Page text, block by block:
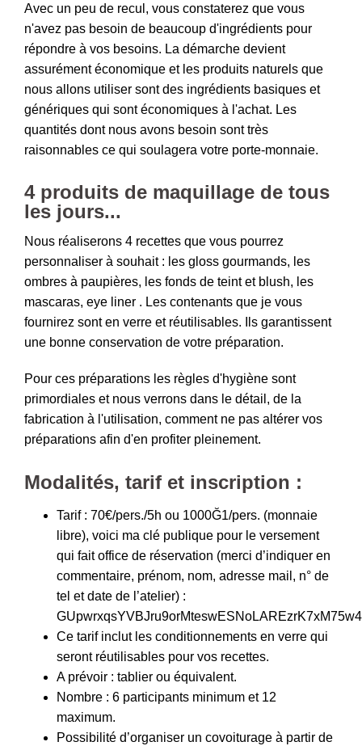
Avec un peu de recul, vous constaterez que vous
n'avez pas besoin de beaucoup d'ingrédients pour
répondre à vos besoins. La démarche devient
assurément économique et les produits naturels que
nous allons utiliser sont des ingrédients basiques et
génériques qui sont économiques à l'achat. Les
quantités dont nous avons besoin sont très
raisonnables ce qui soulagera votre porte-monnaie.
4 produits de maquillage de tous
les jours...
Nous réaliserons 4 recettes que vous pourrez
personnaliser à souhait : les gloss gourmands, les
ombres à paupières, les fonds de teint et blush, les
mascaras, eye liner . Les contenants que je vous
fournirez sont en verre et réutilisables. Ils garantissent
une bonne conservation de votre préparation.
Pour ces préparations les règles d'hygiène sont
primordiales et nous verrons dans le détail, de la
fabrication à l'utilisation, comment ne pas altérer vos
préparations afin d'en profiter pleinement.
Modalités, tarif et inscription :
Tarif : 70€/pers./5h ou 1000Ğ1/pers. (monnaie
libre), voici ma clé publique pour le versement
qui fait office de réservation (merci d’indiquer en
commentaire, prénom, nom, adresse mail, n° de
tel et date de l’atelier) :
Ce tarif inclut les conditionnements en verre qui
seront réutilisables pour vos recettes.
A prévoir : tablier ou équivalent.
Nombre : 6 participants minimum et 12
maximum.
Possibilité d’organiser un covoiturage à partir de